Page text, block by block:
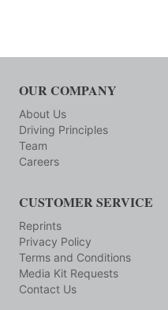
OUR COMPANY
About Us
Driving Principles
Team
Careers
CUSTOMER SERVICE
Reprints
Privacy Policy
Terms and Conditions
Media Kit Requests
Contact Us